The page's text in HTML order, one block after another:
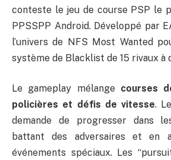
conteste le jeu de course PSP le
PPSSPP Android. Développé par
l’univers de NFS Most Wanted
système de Blacklist de 15 rivaux à
Le gameplay mélange courses
policières et défis de vitesse.
demande de progresser dans
battant des adversaires et en
événements spéciaux. Les